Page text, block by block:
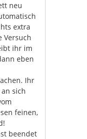
neu
extra
Versuch
ihr im
eben
Ihr
sich
feinen,
beendet